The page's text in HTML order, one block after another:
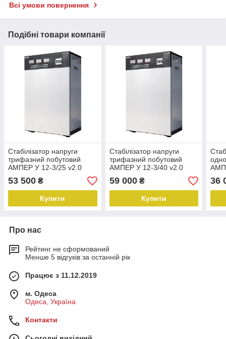
Всі умови повернення
Подібні товари компанії
Стабілізатор напруги
трифазний побутовий
АМПЕР У 12-3/25 v2.0
53 500 ₴
Купити
Стабілізатор напруги
трифазний побутовий
АМПЕР У 12-3/40 v2.0
59 000₴
Купити
36
Про нас
Рейтинг не сформований
Менше 5 відгуків за останній рік
Працює з 11.12.2019
м. Одеса
Одеса, Україна
Контакти